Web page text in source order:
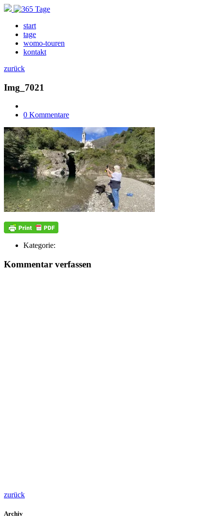
start
tage
womo-touren
kontakt
zurück
Img_7021
0 Kommentare
Kategorie:
Kommentar verfassen
zurück
Archiv